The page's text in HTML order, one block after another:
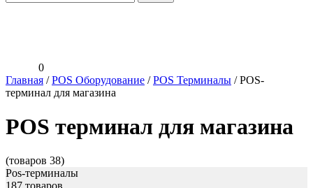
0
Главная /POS Оборудование /POS Терминалы /POS-
терминал для магазина
POS терминал для магазина
(товаров 38)
Pos-терминалы